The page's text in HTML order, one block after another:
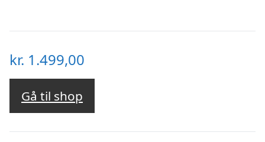
kr. 1.499,00
Gå til shop